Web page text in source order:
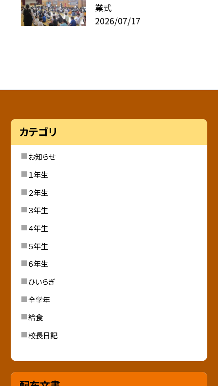
業式
2026/07/17
カテゴリ
お知らせ
１年生
２年生
３年生
４年生
５年生
６年生
ひいらぎ
全学年
給食
校長日記